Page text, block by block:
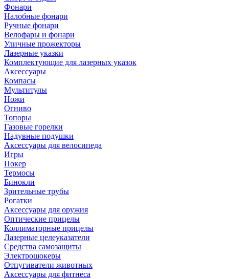
Фонари
Налобные фонари
Ручные фонари
Велофары и фонари
Уличные прожекторы
Лазерные указки
Комплектующие для лазерных указок
Аксессуары
Компасы
Мультитулы
Ножи
Огниво
Топоры
Газовые горелки
Надувные подушки
Аксессуары для велосипеда
Игры
Покер
Термосы
Бинокли
Зрительные трубы
Рогатки
Аксессуары для оружия
Оптические прицелы
Коллиматорные прицелы
Лазерные целеуказатели
Средства самозащиты
Электрошокеры
Отпугиватели животных
Аксессуары для фитнеса